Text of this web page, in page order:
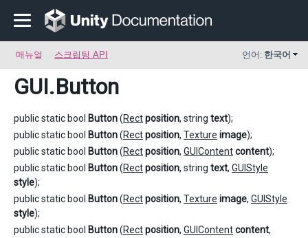
매뉴얼 스크립팅 API 언어: 한국어
GUI.Button
public static bool Button(Rectposition, string text);
public static bool Button(Rectposition, Texture image);
public static bool Button(Rectposition, GUIContentcontent);
public static bool Button(Rectposition, string text, GUIStyle
style);
public static bool Button(Rectposition, Texture image, GUIStyle
style);
public static bool Button(Rectposition, GUIContentcontent,